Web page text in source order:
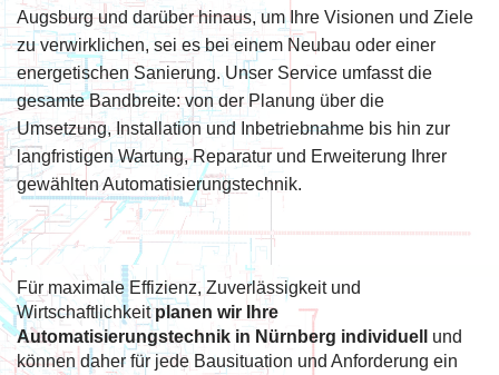
Augsburg und darüber hinaus, um Ihre Visionen und Ziele
zu verwirklichen, sei es bei einem Neubau oder einer
energetischen Sanierung. Unser Service umfasst die
gesamte Bandbreite: von der Planung über die
Umsetzung, Installation und Inbetriebnahme bis hin zur
langfristigen Wartung, Reparatur und Erweiterung Ihrer
gewählten Automatisierungstechnik.
Für maximale Effizienz, Zuverlässigkeit und
Wirtschaftlichkeitplanen wir Ihre
Automatisierungstechnik in Nürnberg individuell
und
können daher für jede Bausituation und Anforderung ein